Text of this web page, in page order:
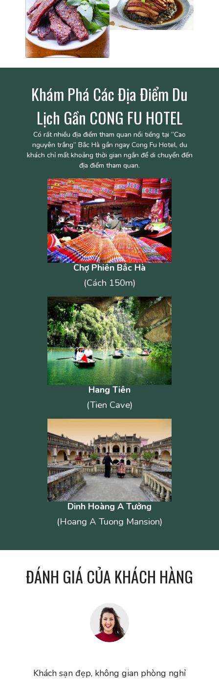
Khám Phá Các Địa Điểm Du
Lịch Gần CONG FU HOTEL
Có rất nhiều địa điểm tham quan nổi tiếng tại “Cao
nguyên trắng” Bắc Hà gần ngay Cong Fu Hotel, du
khách chỉ mất khoảng thời gian ngắn để di chuyển đến
địa điểm tham quan.
Chợ Phiên Bắc Hà
(Cách 150m)
Hang Tiên
(Tien Cave)
Dinh Hoàng A Tưởng
(Hoang A Tuong Mansion)
ĐÁNH GIÁ CỦA KHÁCH HÀNG
Khách sạn đẹp, không gian phòng nghỉ